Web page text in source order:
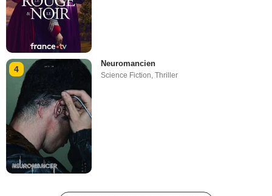
4
Neuromancien
Science Fiction,Thriller